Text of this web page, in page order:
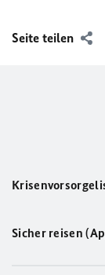
Seite teilen
Sicher reisen